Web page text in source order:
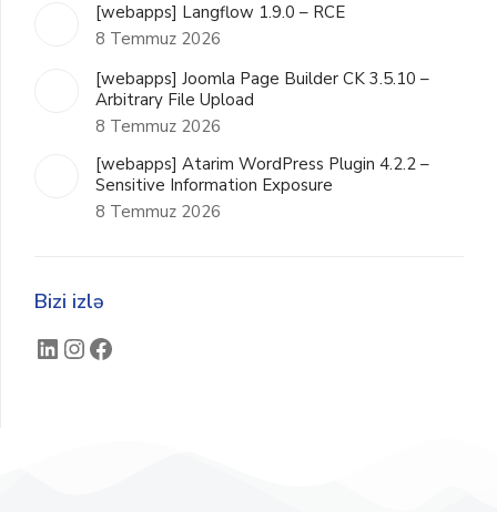
[webapps] Langflow 1.9.0 – RCE
8 Temmuz 2026
[webapps] Joomla Page Builder CK 3.5.10 –
Arbitrary File Upload
8 Temmuz 2026
[webapps] Atarim WordPress Plugin 4.2.2 –
Sensitive Information Exposure
8 Temmuz 2026
Bizi izlə